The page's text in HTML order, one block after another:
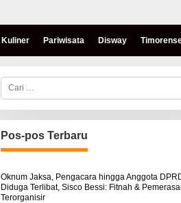
Kuliner Pariwisata Disway
Mokris Lay Salurkan
Warga Airnona
C
r
i
u
n
u
:
Pos-pos Terbaru
Oknum Jaksa, Pengacara hingga Anggota
Diduga Terlibat, Sisco Bessi: Fitnah &
Terorganisir